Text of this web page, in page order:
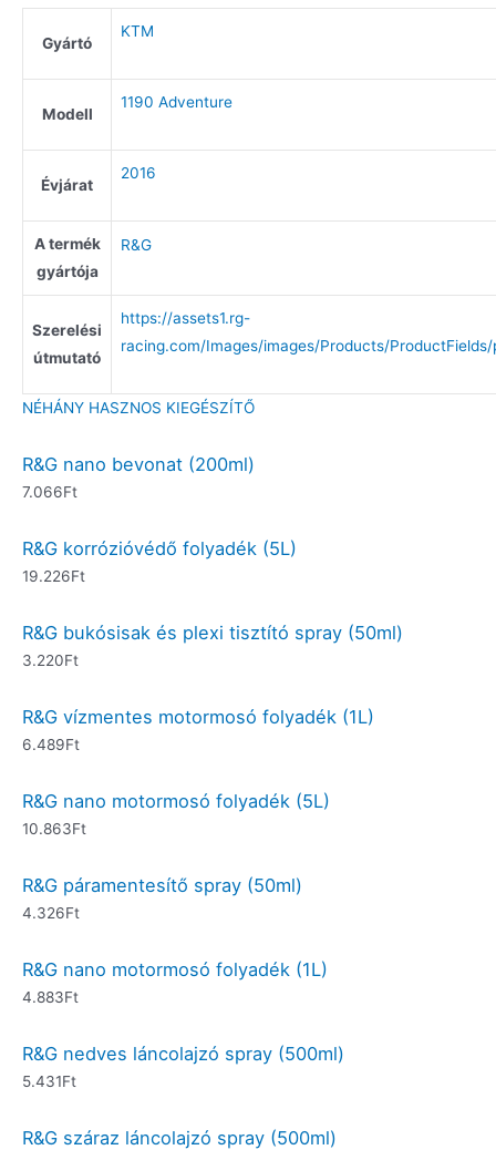
Gyártó
KTM
Modell
1190 Adventure
Évjárat
2016
A termék
gyártója
R&G
Szerelési
útmutató
https://assets1.rg-
racing.com/Images/images/Products/ProductFields/
NÉHÁNY HASZNOS KIEGÉSZÍTŐ
R&G nano bevonat (200ml)
7.066Ft
R&G korrózióvédő folyadék (5L)
19.226Ft
R&G bukósisak és plexi tisztító spray (50ml)
3.220Ft
R&G vízmentes motormosó folyadék (1L)
6.489Ft
R&G nano motormosó folyadék (5L)
10.863Ft
R&G páramentesítő spray (50ml)
4.326Ft
R&G nano motormosó folyadék (1L)
4.883Ft
R&G nedves láncolajzó spray (500ml)
5.431Ft
R&G száraz láncolajzó spray (500ml)